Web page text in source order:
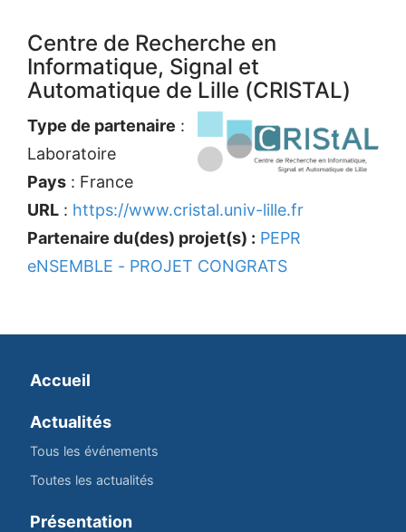
Centre de Recherche en
Informatique, Signal et
Automatique de Lille (CRISTAL)
Type de partenaire :
Laboratoire
Pays : France
URL : https://www.cristal.univ-lille.fr
Partenaire du(des) projet(s) : PEPR
eNSEMBLE - PROJET CONGRATS
Accueil
Actualités
Tous les événements
Toutes les actualités
Présentation